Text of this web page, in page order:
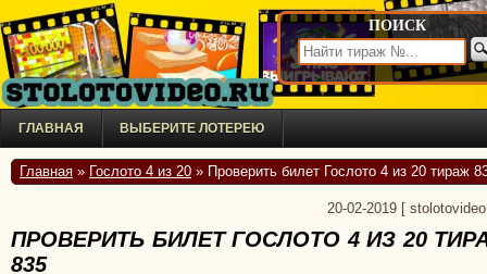
ПОИСК
ГЛАВНАЯ ВЫБЕРИТЕ ЛОТЕРЕЮ
Главная » Гослото 4 из 20 » Проверить билет Гослото 4 из 20 тираж
20-02-2019
ПРОВЕРИТЬ БИЛЕТ ГОСЛОТО 4 ИЗ 20
835